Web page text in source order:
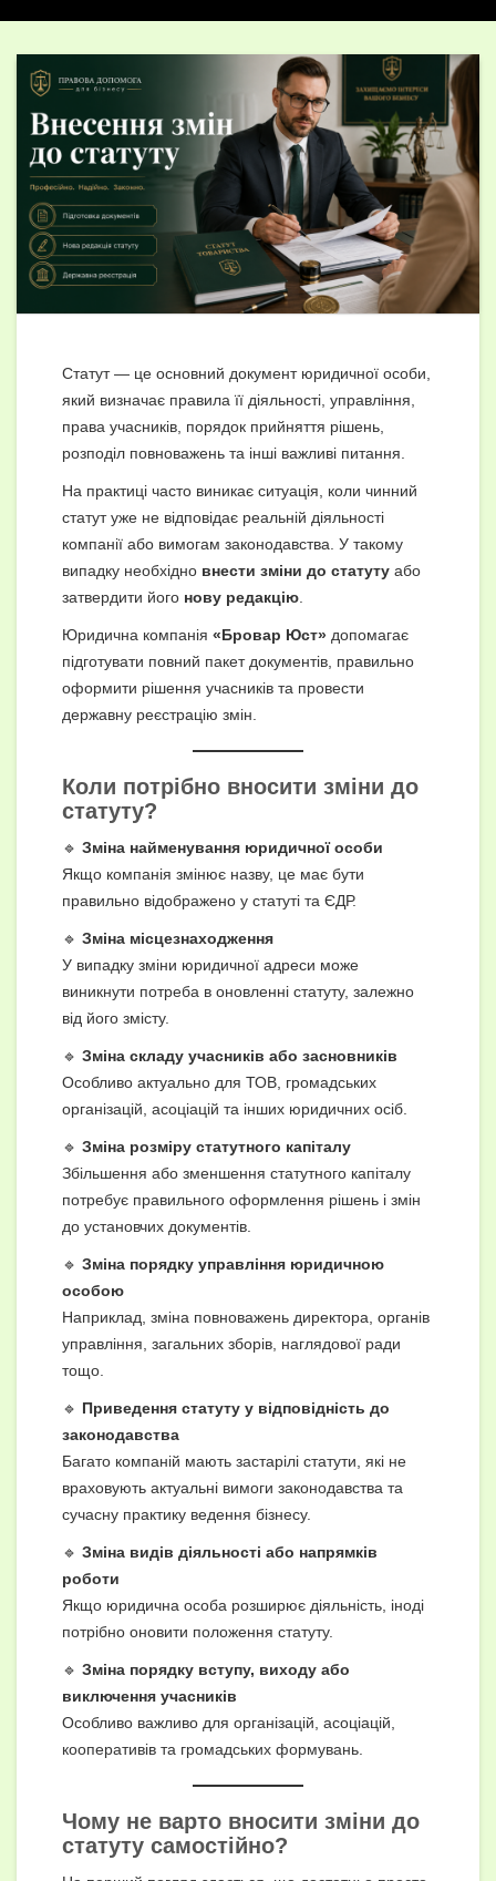
Статут — це основний документ юридичної особи,
який визначає правила її діяльності, управління,
права учасників, порядок прийняття рішень,
розподіл повноважень та інші важливі питання.
На практиці часто виникає ситуація, коли чинний
статут уже не відповідає реальній діяльності
компанії або вимогам законодавства. У такому
випадку необхідно внести зміни до статуту або
затвердити його нову редакцію
Юридична компанія «Бровар Юст» допомагає
підготувати повний пакет документів, правильно
оформити рішення учасників та провести
державну реєстрацію змін.
Коли потрібно вносити зміни до
статуту?
🔹 Зміна найменування юридичної особи
Якщо компанія змінює назву, це має бути
правильно відображено у статуті та ЄДР.
🔹 Зміна місцезнаходження
У випадку зміни юридичної адреси може
виникнути потреба в оновленні статуту, залежно
від його змісту.
🔹 Зміна складу учасників або засновників
Особливо актуально для ТОВ, громадських
організацій, асоціацій та інших юридичних осіб.
🔹 Зміна розміру статутного капіталу
Збільшення або зменшення статутного капіталу
потребує правильного оформлення рішень і змін
до установчих документів.
🔹 Зміна порядку управління юридичною
особою
Наприклад, зміна повноважень директора, органів
управління, загальних зборів, наглядової ради
тощо.
🔹 Приведення статуту у відповідність до
законодавства
Багато компаній мають застарілі статути, які не
враховують актуальні вимоги законодавства та
сучасну практику ведення бізнесу.
🔹 Зміна видів діяльності або напрямків
роботи
Якщо юридична особа розширює діяльність, іноді
потрібно оновити положення статуту.
🔹 Зміна порядку вступу, виходу або
виключення учасників
Особливо важливо для організацій, асоціацій,
кооперативів та громадських формувань.
Чому не варто вносити зміни до
статуту самостійно?